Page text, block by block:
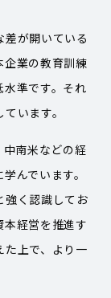
が開いている
企業の教育訓練
準です。それ
います。
南米などの経
んでいます。
強く認識してお
本経営を推進す
た上で、より一